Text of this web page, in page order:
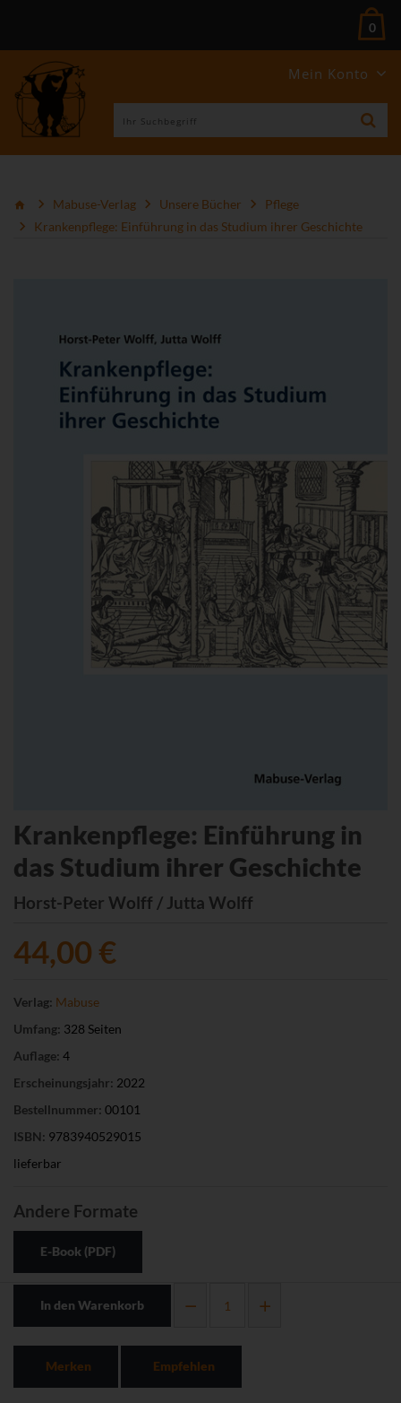
Mein Konto
0
Mabuse-Verlag Unsere Bücher
Pflege
Krankenpflege: Einführung in das Studium ihrer Geschichte
Krankenpflege: Einführung in
das Studium ihrer Geschichte
Horst-Peter Wolff / Jutta Wolff
44,00 €
Verlag: Mabuse
Umfang: 328 Seiten
Auflage: 4
Erscheinungsjahr: 2022
Bestellnummer: 00101
ISBN: 9783940529015
lieferbar
Andere Formate
E-Book (PDF)
In den Warenkorb
Merken Empfehlen